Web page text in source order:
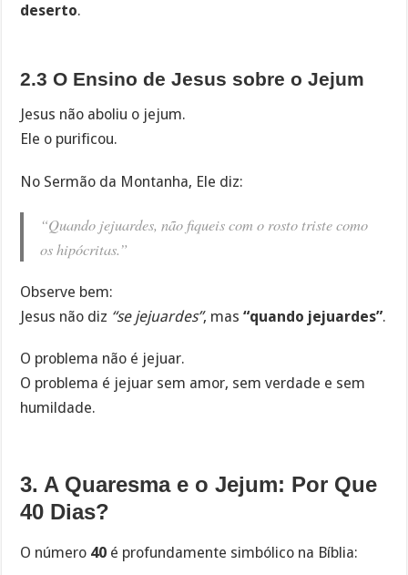
deserto.
2.3 O Ensino de Jesus sobre o Jejum
Jesus não aboliu o jejum.
Ele o purificou.
No Sermão da Montanha, Ele diz:
“Quando jejuardes, não fiqueis com o rosto triste como
os hipócritas.”
Observe bem:
Jesus não diz “se jejuardes”, mas“quando jejuardes”.
O problema não é jejuar.
O problema é jejuar sem amor, sem verdade e sem
humildade.
3. A Quaresma e o Jejum: Por Que
40 Dias?
O número 40 é profundamente simbólico na Bíblia: